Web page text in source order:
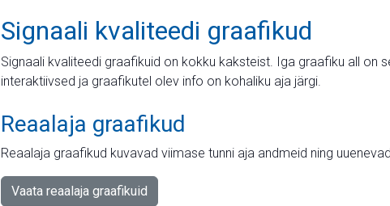
Signaali kvaliteedi graafikud
Signaali kvaliteedi graafikuid on kokku kaksteist. Iga graafiku all on
interaktiivsed ja graafikutel olev info on kohaliku aja järgi.
Reaalaja graafikud
Reaalaja graafikud kuvavad viimase tunni aja andmeid ning
Vaata reaalaja graafikuid